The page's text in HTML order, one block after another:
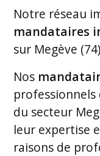
Notre réseau
mandataires
sur Megève
Nos
professionnels
du secteur
leur expertise
raisons de